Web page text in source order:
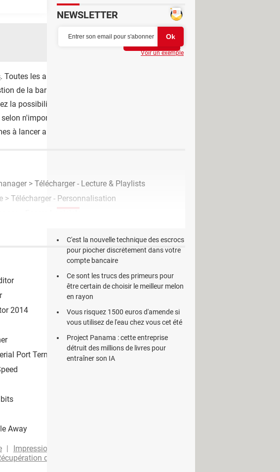
. Toutes les applications qui sont lancées passe par
de la barre des tâches de windows. Ce
la possibilité de déplacer les fenêtres actives ou
n'importe quelle position et sur n'importe quelle
à lancer au démarrage.
> Télécharger - Lecture & Playlists
> Télécharger - Personnalisation
2014
Port Terminal
Away
Impression
de données
NEWSLETTER
Voir un exemple
C'est la nouvelle technique des escrocs
pour piocher discrètement dans votre
compte bancaire
Ce sont les trucs des primeurs pour
être certain de choisir le meilleur melon
en rayon
Vous risquez 1500 euros d'amende si
vous utilisez de l'eau chez vous cet été
Project Panama : cette entreprise
détruit des millions de livres pour
entraîner son IA